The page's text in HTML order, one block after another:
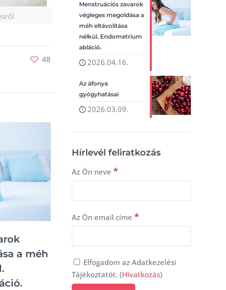
48
a méh
Menstruációs zavarok
végleges megoldása a
méh eltávolítása
nélkül. Endometrium
abláció.
2026.04.16.
Az áfonya
gyógyhatásai
2026.03.09.
Hírlevél feliratkozás
Az Ön neve *
Az Ön email címe *
Elfogadom az Adatkezelési
Tájékoztatót. (Hivatkozás)